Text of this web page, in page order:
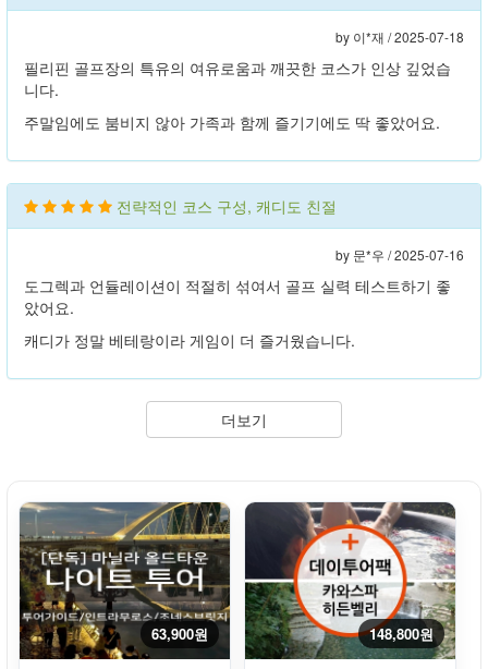
by 이*재 /2025-07-18
필리핀 골프장의 특유의 여유로움과 깨끗한 코스가 인상 깊었습
니다.
주말임에도 붐비지 않아 가족과 함께 즐기기에도 딱 좋았어요.
전략적인 코스 구성, 캐디도 친절
by 문*우 /2025-07-16
도그렉과 언듈레이션이 적절히 섞여서 골프 실력 테스트하기 좋
았어요.
캐디가 정말 베테랑이라 게임이 더 즐거웠습니다.
더보기
63,900원 148,800원